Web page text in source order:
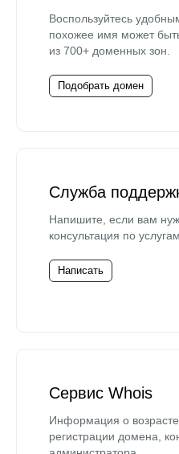
Воспользуйтесь
похожее имя может
из 700+ доменных зон.
Подобрать домен
Служба
Напишите, если вам
консультация по услугам.
Написать
Сервис Whois
Информация о
регистрации домена,